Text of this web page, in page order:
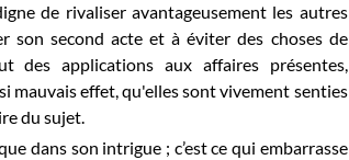
de rivaliser avantageusement les autres
son second acte et à éviter des choses de
des applications aux affaires présentes,
mauvais effet, qu'elles sont vivement senties
du sujet.
dans son intrigue ; c’est ce qui embarrasse